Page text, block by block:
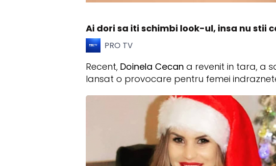
Ai dori sa iti schimbi look-ul, insa nu stii
PRO TV
Recent, Doinela Cecan a revenit in tara, a
lansat o provocare pentru femei